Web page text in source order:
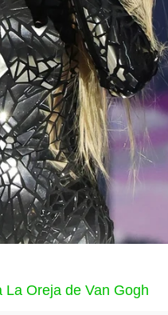
Oreja de Van Gogh